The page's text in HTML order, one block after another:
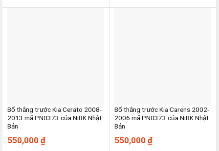
Bố thắng trước Kia Cerato 2008-
2013 mã PN0373 của NiBK Nhật
Bản
550,000 ₫
Bố thắng trước Kia Carens 2002-
2006 mã PN0373 của NiBK Nhật
Bản
550,000 ₫